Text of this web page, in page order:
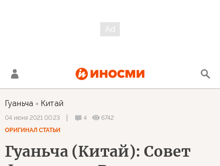
Гуаньча Китай
04 июня 2021 00:23 4
6742
ОРИГИНАЛ СТАТЬИ
Гуаньча (Китай): Совет